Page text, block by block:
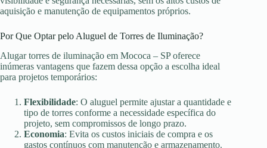
aquisição e manutenção de equipamentos próprios.
Por Que Optar pelo Aluguel de Torres de Iluminação?
Alugar torres de iluminação em Mococa – SP oferece
inúmeras vantagens que fazem dessa opção a escolha ideal
para projetos temporários:
Flexibilidade: O aluguel permite ajustar a quantidade e
tipo de torres conforme a necessidade específica do
projeto, sem compromissos de longo prazo.
Economia: Evita os custos iniciais de compra e os
gastos contínuos com manutenção e armazenamento.